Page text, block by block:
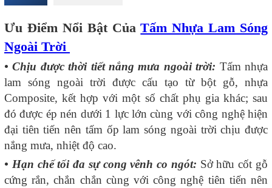
Ưu Điểm Nổi Bật CủaTấm Nhựa Lam Sóng
Ngoài Trời
• Chịu được thời tiết nắng mưa ngoài trời: Tấm nhựa
lam sóng ngoài trời được cấu tạo từ bột gỗ, nhựa
Composite, kết hợp với một số chất phụ gia khác; sau
đó được ép nén dưới 1 lực lớn cùng với công nghệ hiện
đại tiên tiến nên tấm ốp lam sóng ngoài trời chịu được
nắng mưa, nhiệt độ cao.
• Hạn chế tối đa sự cong vênh co ngót: Sở hữu cốt gỗ
cứng rắn, chắn chắn cùng với công nghệ tiên tiến nên